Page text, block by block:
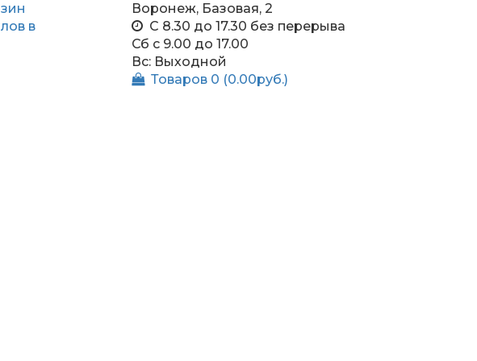
Воронеж, Базовая, 2
С 8.30 до 17.30 без перерыва
Сб c 9.00 до 17.00
Вс: Выходной
Товаров 0 (0.00руб.)